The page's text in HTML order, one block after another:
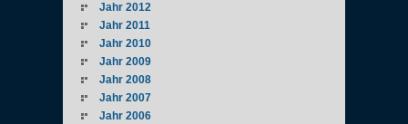
Jahr 2012
Jahr 2011
Jahr 2010
Jahr 2009
Jahr 2008
Jahr 2007
Jahr 2006